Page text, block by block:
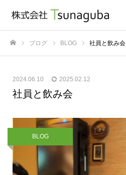
ブログ BLOG 社員と飲み会
2024.06.10 2025.02.12
社員と飲み会
BLOG